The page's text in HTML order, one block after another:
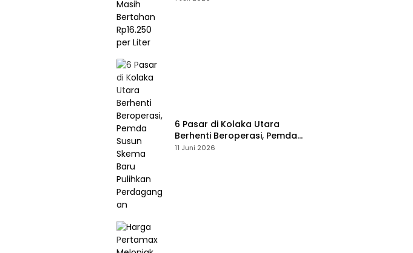
6 Pasar di Kolaka Utara
Berhenti Beroperasi, Pemda
Susun Skema Baru Pulihkan
11 Juni 2026